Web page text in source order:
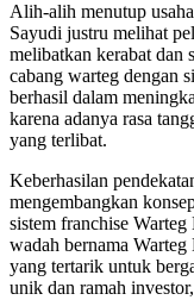
Alih-alih menutup
Sayudi justru melihat
melibatkan kerabat dan
cabang warteg dengan
berhasil dalam
karena adanya rasa
yang terlibat.
Keberhasilan
mengembangkan
sistem franchise
wadah bernama
yang tertarik untuk
unik dan ramah